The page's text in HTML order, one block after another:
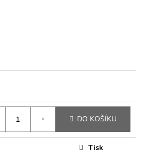
DO KOŠÍKU
Tisk